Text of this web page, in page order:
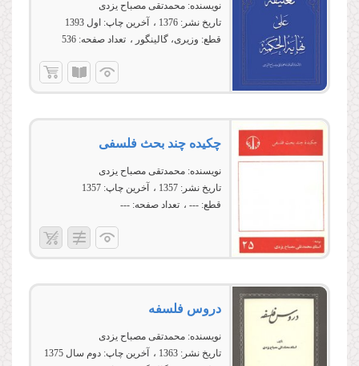
نویسنده: محمدتقی مصباح یزدی
تاریخ نشر: 1376 آخرین چاپ: اول 1393
قطع: وزیری، گالینگور تعداد صفحه: 536
چكیده چند بحث فلسفى
نویسنده: محمدتقی مصباح یزدی
تاریخ نشر: 1357 آخرین چاپ: 1357
قطع: --- تعداد صفحه: ---
دروس فلسفه
نویسنده: محمدتقی مصباح یزدی
تاریخ نشر: 1363 آخرین چاپ: دوم سال 1375